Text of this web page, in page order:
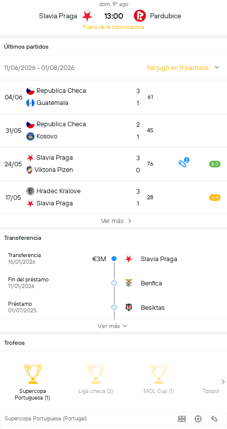
Slavia Praga
dom, 9º ago
13:00
Fuera de la convocatoria
Pardubice
Últimos partidos
11/06/2026 - 01/08/2026 No jugó en 11 partidos
04/06
Republica Checa
Guatemala
3
1
61
31/05
Republica Checa
Kosovo
2
1
45
24/05
Slavia Praga
Viktoria Plzen
3
0
76 2
8.0
17/05
Hradec Kralove
Slavia Praga
3
1
28 6.4
Ver más
Transferencia
Transferencia
16/01/2026
€3M Slavia Praga
Fin del préstamo
11/01/2026
Benfica
Préstamo
01/07/2025
Besiktas
Ver más
Trofeos
Supercopa
Portuguesa (1)
Liga checa (2) MOL Cup (1)
Supercopa Portuguesa (Portugal)